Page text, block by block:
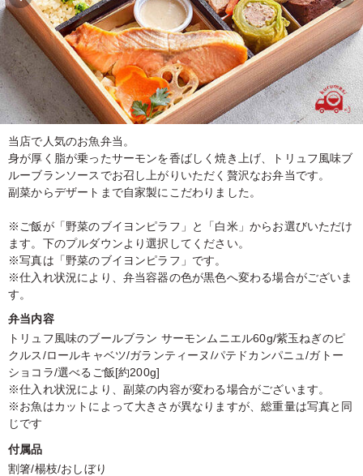
当店で人気のお魚弁当。
身が厚く脂が乗ったサーモンを香ばしく焼き上げ、トリュフ風味ブ
ルーブランソースでお召し上がりいただく贅沢なお弁当です。
副菜からデザートまで自家製にこだわりました。
※ご飯が「野菜のブイヨンピラフ」と「白米」からお選びいただけ
ます。下のプルダウンより選択してください。
※写真は「野菜のブイヨンピラフ」です。
※仕入れ状況により、弁当容器の色が黒色へ変わる場合がございま
す。
弁当内容
トリュフ風味のブールブラン サーモンムニエル60g/紫玉ねぎのピ
クルス/ロールキャベツ/ガランティーヌ/パテドカンパニュ/ガトー
ショコラ/選べるご飯[約200g]
※仕入れ状況により、副菜の内容が変わる場合がございます。
※お魚はカットによって大きさが異なりますが、総重量は写真と同
じです
付属品
割箸/楊枝/おしぼり